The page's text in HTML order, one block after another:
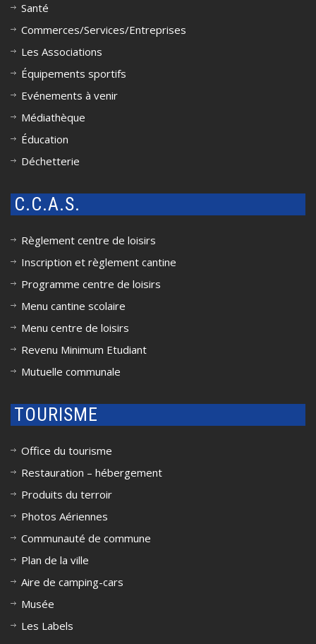
Santé
Commerces/Services/Entreprises
Les Associations
Équipements sportifs
Evénements à venir
Médiathèque
Éducation
Déchetterie
C.C.A.S.
Règlement centre de loisirs
Inscription et règlement cantine
Programme centre de loisirs
Menu cantine scolaire
Menu centre de loisirs
Revenu Minimum Etudiant
Mutuelle communale
TOURISME
Office du tourisme
Restauration – hébergement
Produits du terroir
Photos Aériennes
Communauté de commune
Plan de la ville
Aire de camping-cars
Musée
Les Labels